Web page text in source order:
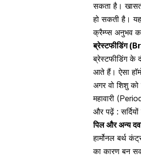
सकता है।
हो सकती है।
क्रैम्प्स अनुभव
ब्रेस्टफीडिंग
ब्रेस्टफीडिंग के
आते हैं। ऐसा
अगर वो शिशु को
महावारी
और पढ़ें :
पिल और अन्य
हार्मोनल बर्थ
का कारण बन